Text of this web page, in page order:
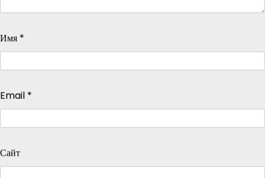
Имя *
Email *
Сайт